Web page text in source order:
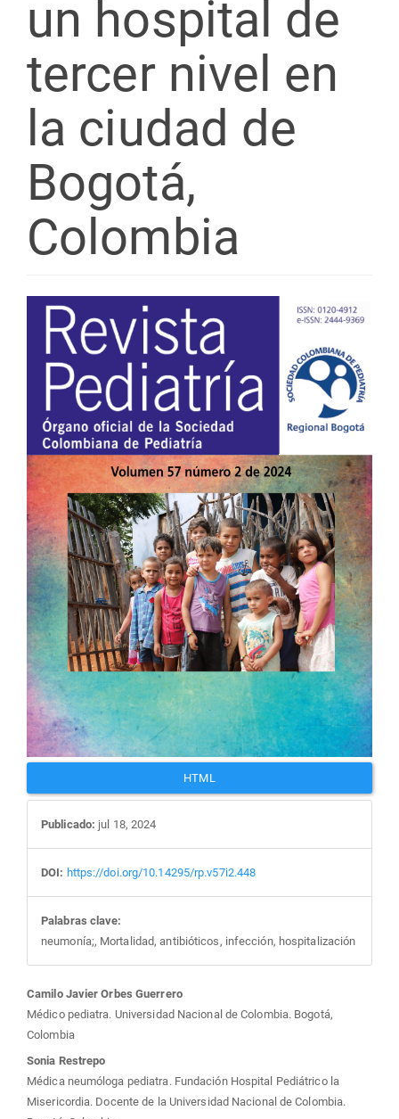
un hospital de
tercer nivel en
la ciudad de
Bogotá,
Colombia
Barra
lateral
del
artículo
HTML
Publicado: jul 18, 2024
DOI: https://doi.org/10.14295/rp.v57i2.448
Palabras clave:
neumonía;, Mortalidad, antibióticos, infección, hospitalización
Contenido
principal
del
Camilo Javier Orbes Guerrero
Médico pediatra. Universidad Nacional de Colombia. Bogotá,
Colombia
Sonia Restrepo
Médica neumóloga pediatra. Fundación Hospital Pediátrico la
Misericordia. Docente de la Universidad Nacional de Colombia.